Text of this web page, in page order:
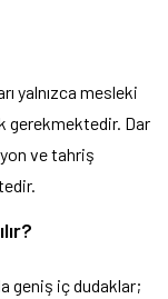
yalnızca mesleki
gerekmektedir. Dar
ve tahriş
geniş iç dudaklar;